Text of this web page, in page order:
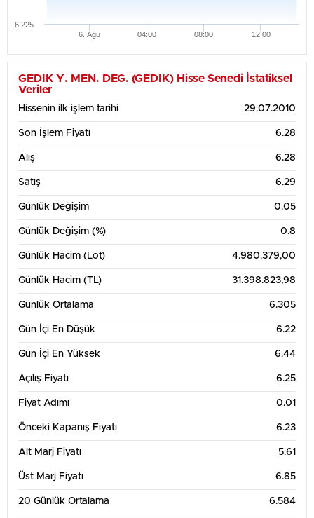
6. Ağu 04:00 08:00 12:00
6.225
Haftalık Grafik Tablosu
1. Ağu
6.2
6.25
6.3
6.35
13. Tem 3. Ağu
6
8
GEDIK Y. MEN. DEG. (GEDIK) Hisse Senedi İstatiksel
Veriler
Hissenin ilk işlem tarihi 29.07.2010
Son İşlem Fiyatı 6.28
Alış 6.28
Satış 6.29
Günlük Değişim 0.05
Günlük Değişim (%) 0.8
Günlük Hacim (Lot) 4.980.379,00
Günlük Hacim (TL) 31.398.823,98
Günlük Ortalama 6.305
Gün İçi En Düşük 6.22
Gün İçi En Yüksek 6.44
Açılış Fiyatı 6.25
Fiyat Adımı 0.01
Önceki Kapanış Fiyatı 6.23
Alt Marj Fiyatı 5.61
Üst Marj Fiyatı 6.85
20 Günlük Ortalama 6.584